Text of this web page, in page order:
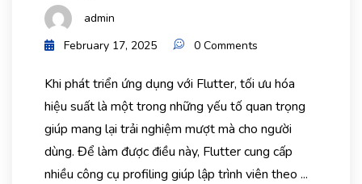
admin
February 17, 2025
0 Comments
Khi phát triển ứng dụng với Flutter, tối ưu hóa
hiệu suất là một trong những yếu tố quan trọng
giúp mang lại trải nghiệm mượt mà cho người
dùng. Để làm được điều này, Flutter cung cấp
nhiều công cụ profiling giúp lập trình viên theo ...